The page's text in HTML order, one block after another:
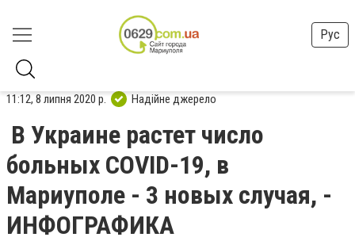
Рус
11:12, 8 липня 2020 р. Надійне джерело
В Украине растет число
больных COVID-19, в
Мариуполе - 3 новых случая, -
ИНФОГРАФИКА